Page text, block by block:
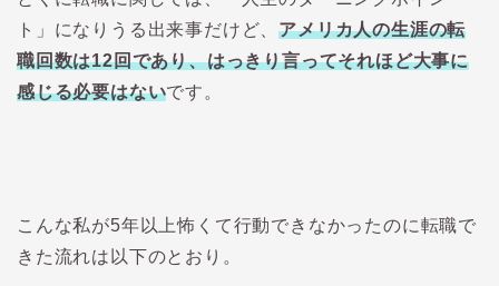
ト」になりうる出来事だけど、アメリカ人の生涯の転
職回数は12回であり、はっきり言ってそれほど大事に
感じる必要はないです。
こんな私が5年以上怖くて行動できなかったのに転職で
きた流れは以下のとおり。